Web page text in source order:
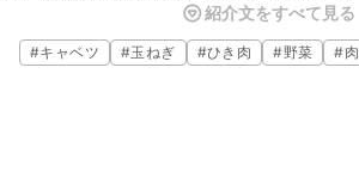
ますよ。ぜひ試してみてくださいね。
紹介文をすべて見る
#キャベツ #玉ねぎ #ひき肉 #野菜 #肉